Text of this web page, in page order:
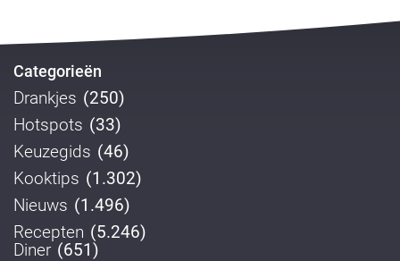
Categorieën
Drankjes (250)
Hotspots (33)
Keuzegids (46)
Kooktips (1.302)
Nieuws (1.496)
Recepten (5.246)
Diner (651)